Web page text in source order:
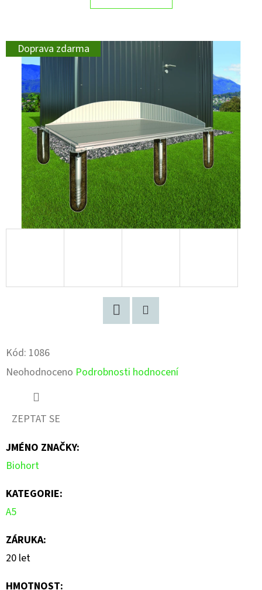
Doprava zdarma
Kód: 1086
Průměrné
hodnocení
0,0
z
5
hvězdiček.
Neohodnoceno Podrobnosti hodnocení
ZEPTAT SE
JMÉNO ZNAČKY:
Biohort
KATEGORIE:
A5
ZÁRUKA:
20 let
HMOTNOST: